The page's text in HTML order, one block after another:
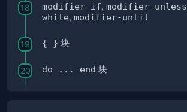
modifier-if, modifier-unless
while, modifier-until
{ } 块
do ... end 块